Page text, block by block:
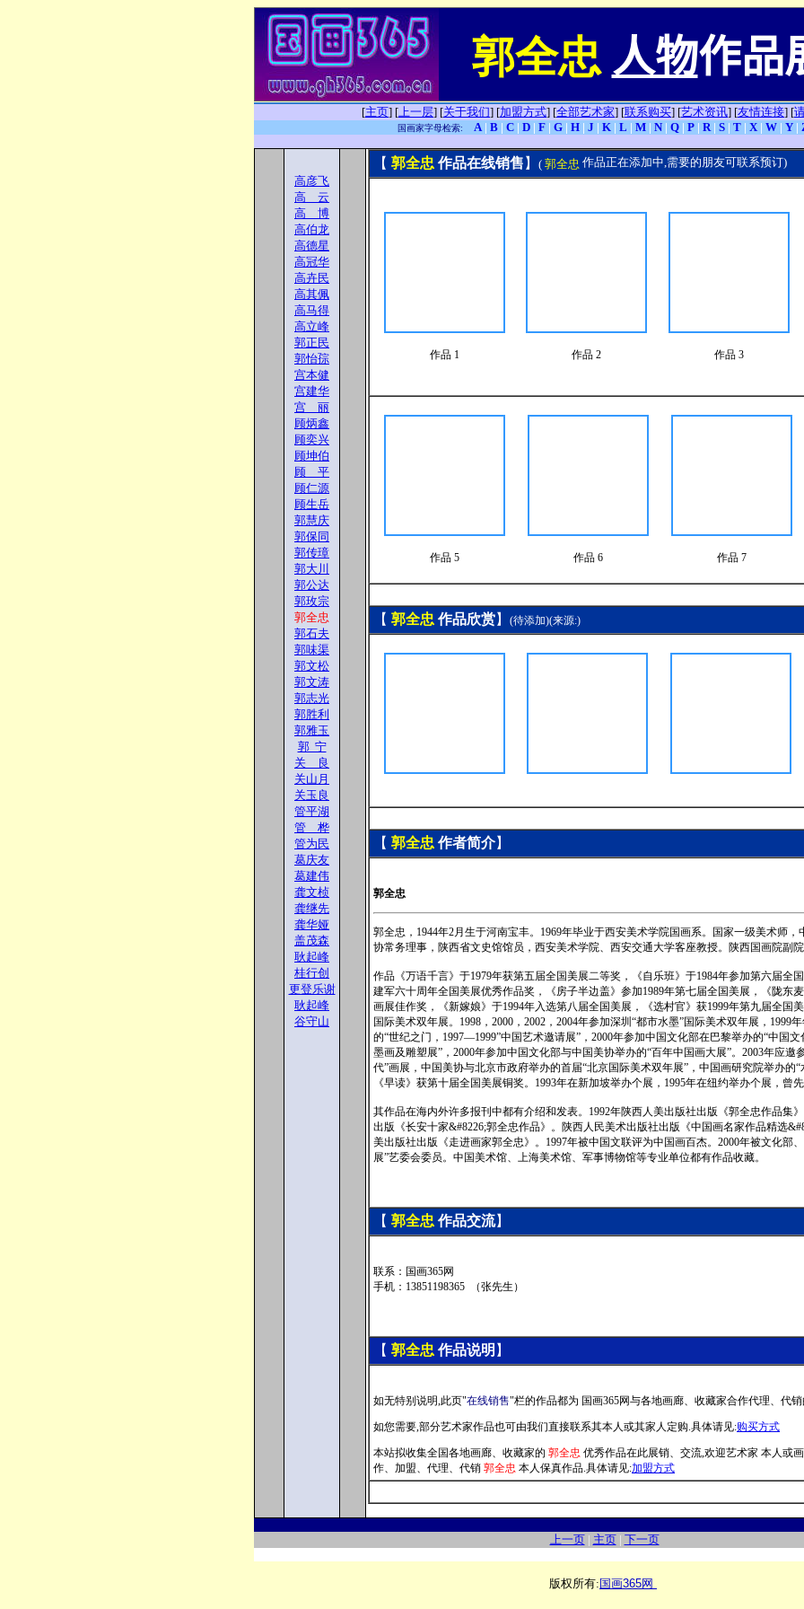
郭全忠 人物作品
[主页] [上一层] [关于我们] [加盟方式] [全部艺术家] [联系购买] [艺术资讯] [友情连接] [
国画家字母检索: A| B| C| D| F| G| H| J | K| L | M| N| Q| P| R| S| T| X| W| Y|
高彦飞
高 云
高 博
高伯龙
高德星
高冠华
高卉民
高其佩
高马得
高立峰
郭正民
郭怡孮
宫本健
宫建华
宫 丽
顾炳鑫
顾奕兴
顾坤伯
顾 平
顾仁源
顾生岳
郭慧庆
郭保同
郭传璋
郭大川
郭公达
郭玫宗
郭全忠
郭石夫
郭味渠
郭文松
郭文涛
郭志光
郭胜利
郭雅玉
郭 宁
关 良
关山月
关玉良
管平湖
管 桦
管为民
葛庆友
葛建伟
龚文桢
龚继先
龚华娅
盖茂森
耿起峰
桂行创
更登乐谢
耿起峰
谷守山
【 郭全忠 作品在线销售 】 ( 郭全忠 作品正在添加中,需要的朋友可联系预订)
作品 1 作品 2 作品 3
作品 5 作品 6 作品 7
【 郭全忠 作品欣赏】 (待添加)(来源:)
【 郭全忠 作者简介】
郭全忠
郭全忠，1944年2月生于河南宝丰。1969年毕业于西安美术学院国画系。国家一级美术师
协常务理事，陕西省文史馆馆员，西安美术学院、西安交通大学客座教授。陕西国画院副
作品《万语千言》于1979年获第五届全国美展二等奖，《自乐班》于1984年参加第六届全
建军六十周年全国美展优秀作品奖，《房子半边盖》参加1989年第七届全国美展，《陇东
画展佳作奖，《新嫁娘》于1994年入选第八届全国美展，《选村官》获1999年第九届全国
国际美术双年展。1998，2000，2002，2004年参加深圳“都市水墨”国际美术双年展，1999
的“世纪之门，1997—1999”中国艺术邀请展”，2000年参加中国文化部在巴黎举办的“中国
墨画及雕塑展”，2000年参加中国文化部与中国美协举办的“百年中国画大展”。2003年应邀
代”画展，中国美协与北京市政府举办的首届“北京国际美术双年展”，中国画研究院举办的“
《早读》获第十届全国美展铜奖。1993年在新加坡举办个展，1995年在纽约举办个展，曾
其作品在海内外许多报刊中都有介绍和发表。1992年陕西人美出版社出版《郭全忠作品集
出版《长安十家&#8226;郭全忠作品》。陕西人民美术出版社出版《中国画名家作品精选
美出版社出版《走进画家郭全忠》。1997年被中国文联评为中国画百杰。2000年被文化部
展”艺委会委员。中国美术馆、上海美术馆、军事博物馆等专业单位都有作品收藏。
【 郭全忠 作品交流】
联系：国画365网
手机：13851198365 （张先生）
【 郭全忠 作品说明 】
如无特别说明,此页"在线销售"栏的作品都为 国画365网与各地画廊、 收藏家合作代理、 代销
如您需要,部分艺术家作品也可由我们直接联系其本人或其家人定购.具体请见:购买方式
本站拟收集全国各地画廊、 收藏家的 郭全忠 优秀作品在此展销、 交流,欢迎艺术家 本人或
作、 加盟、 代理、 代销 郭全忠 本人保真作品.具体请见:加盟方式
上一页| 主页| 下一页
版权所有: 国画365网